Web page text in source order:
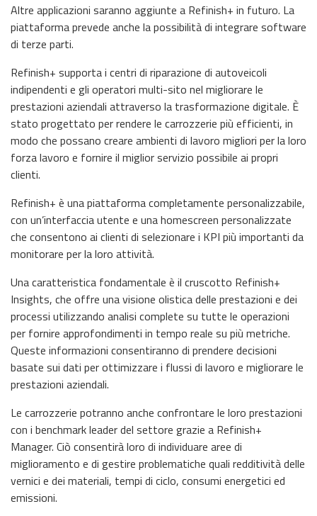
Altre applicazioni saranno aggiunte a Refinish+ in futuro. La
piattaforma prevede anche la possibilità di integrare software
di terze parti.
Refinish+ supporta i centri di riparazione di autoveicoli
indipendenti e gli operatori multi-sito nel migliorare le
prestazioni aziendali attraverso la trasformazione digitale. È
stato progettato per rendere le carrozzerie più efficienti, in
modo che possano creare ambienti di lavoro migliori per la loro
forza lavoro e fornire il miglior servizio possibile ai propri
clienti.
Refinish+ è una piattaforma completamente personalizzabile,
con un’interfaccia utente e una homescreen personalizzate
che consentono ai clienti di selezionare i KPI più importanti da
monitorare per la loro attività.
Una caratteristica fondamentale è il cruscotto Refinish+
Insights, che offre una visione olistica delle prestazioni e dei
processi utilizzando analisi complete su tutte le operazioni
per fornire approfondimenti in tempo reale su più metriche.
Queste informazioni consentiranno di prendere decisioni
basate sui dati per ottimizzare i flussi di lavoro e migliorare le
prestazioni aziendali.
Le carrozzerie potranno anche confrontare le loro prestazioni
con i benchmark leader del settore grazie a Refinish+
Manager. Ciò consentirà loro di individuare aree di
miglioramento e di gestire problematiche quali redditività delle
vernici e dei materiali, tempi di ciclo, consumi energetici ed
emissioni.